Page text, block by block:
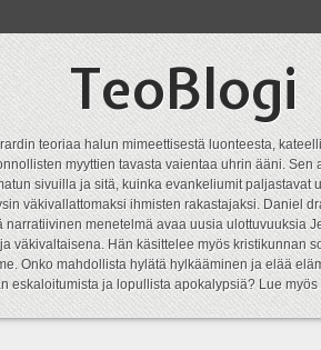
TeoBlogi
teoriaa halun mimeettisestä luonteesta,
myyttien tavasta vaientaa uhrin ääni.
sivuilla ja sitä, kuinka evankeliumit paljastavat
väkivallattomaksi ihmisten rakastajaksi. Daniel
narratiivinen menetelmä avaa uusia ulottuvuuksia
väkivaltaisena. Hän käsittelee myös kristikunnan
Onko mahdollista hylätä hylkääminen ja elää
eskaloitumista ja lopullista apokalypsiä? Lue myös